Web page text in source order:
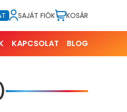
SAJÁT FIÓK KOSÁR
KAPCSOLAT
BLOG